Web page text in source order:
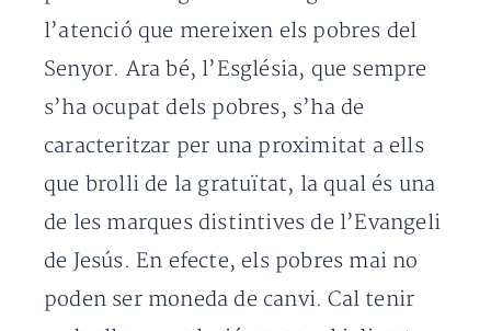
l’atenció que mereixen els pobres del
Senyor. Ara bé, l’Església, que sempre
s’ha ocupat dels pobres, s’ha de
caracteritzar per una proximitat a ells
que brolli de la gratuïtat, la qual és una
de les marques distintives de l’Evangeli
de Jesús. En efecte, els pobres mai no
poden ser moneda de canvi. Cal tenir